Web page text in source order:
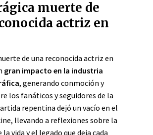
muerte de
actriz en
de una reconocida actriz en
gran impacto en la industria
, generando conmoción y
los fanáticos y seguidores de la
repentina dejó un vacío en el
llevando a reflexiones sobre la
vida y el legado que deja cada